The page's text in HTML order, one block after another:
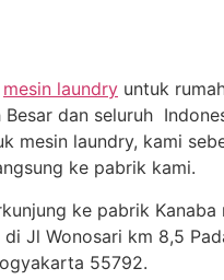
mesin laundry untuk
dan seluruh
mesin laundry, kami
ke pabrik kami.
ke pabrik
Jl Wonosari km 8,5
55792.